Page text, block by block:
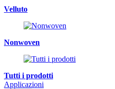
Velluto
Nonwoven
Tutti i prodotti
Applicazioni